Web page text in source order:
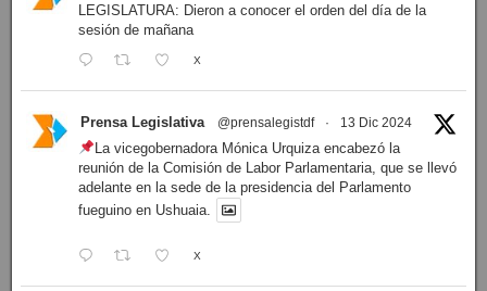
LEGISLATURA: Dieron a conocer el orden del día de la
sesión de mañana
X
Prensa Legislativa @prensalegistdf · 13 Dic 2024
La vicegobernadora Mónica Urquiza encabezó la
reunión de la Comisión de Labor Parlamentaria, que se llevó
adelante en la sede de la presidencia del Parlamento
fueguino en Ushuaia.
X